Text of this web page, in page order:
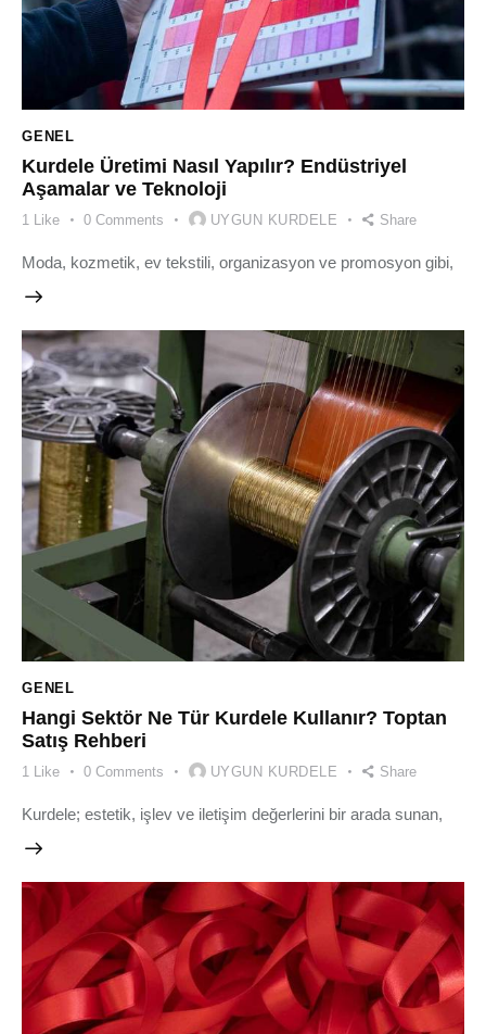
GENEL
Kurdele Üretimi Nasıl Yapılır? Endüstriyel
Aşamalar ve Teknoloji
1 Like 0 Comments UYGUN KURDELE Share
Moda, kozmetik, ev tekstili, organizasyon ve promosyon gibi,
GENEL
Hangi Sektör Ne Tür Kurdele Kullanır? Toptan
Satış Rehberi
1 Like 0 Comments UYGUN KURDELE Share
Kurdele; estetik, işlev ve iletişim değerlerini bir arada sunan,